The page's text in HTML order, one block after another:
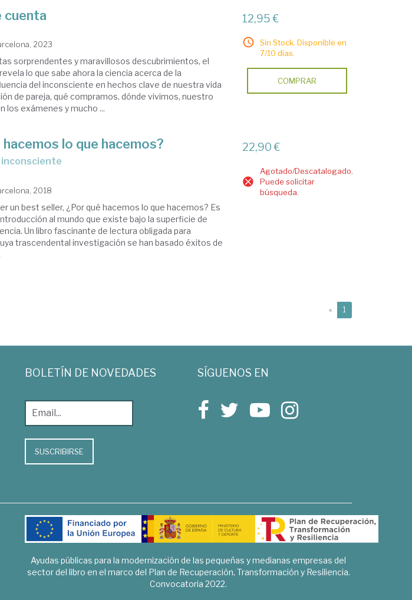
cuenta
2023
sorprendentes y maravillosos descubrimientos, el
lo que sabe ahora la ciencia acerca de la
del inconsciente en hechos clave de nuestra vida
de pareja, qué compramos, dónde vivimos, nuestro
los exámenes y mucho ...
12,95 €
Sin Stock. Disponible en
7/10 días.
COMPRAR
hacemos lo que hacemos?
inconsciente
2018
un best seller, ¿Por qué hacemos lo que hacemos? Es
al mundo que existe bajo la superficie de
Un libro fascinante de lectura obligada para
trascendental investigación se han basado éxitos de
22,90 €
Agotado/Descatalogado.
Puede solicitar
búsqueda.
« 1
BOLETÍN DE NOVEDADES
SUSCRIBIRSE
SÍGUENOS EN
Ayudas públicas para la modernización de las pequeñas y medianas empresas del
sector del libro en el marco del Plan de Recuperación, Transformación y Resiliencia.
Convocatoria 2022.